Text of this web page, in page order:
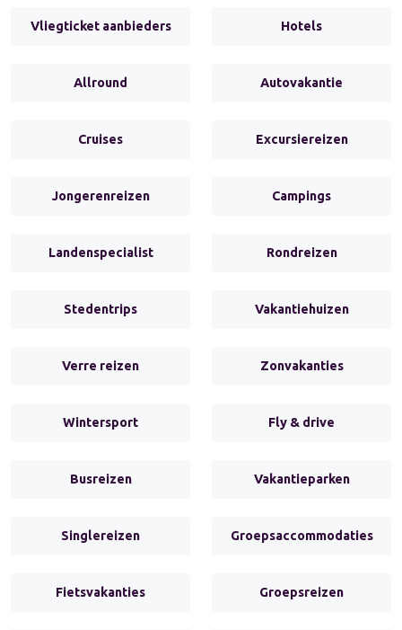
Vliegticket aanbieders Hotels
Allround Autovakantie
Cruises Excursiereizen
Jongerenreizen Campings
Landenspecialist Rondreizen
Stedentrips Vakantiehuizen
Verre reizen Zonvakanties
Wintersport Fly & drive
Busreizen Vakantieparken
Singlereizen Groepsaccommodaties
Fietsvakanties Groepsreizen